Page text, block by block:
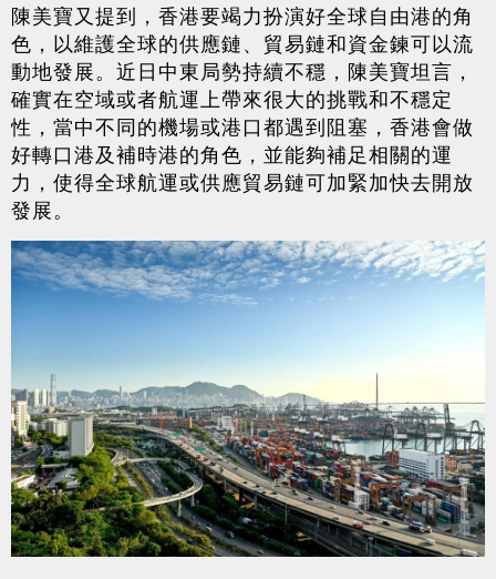
陳美寶又提到，香港要竭力扮演好全球自由港的角
色，以維護全球的供應鏈、貿易鏈和資金鍊可以流
動地發展。近日中東局勢持續不穩，陳美寶坦言，
確實在空域或者航運上帶來很大的挑戰和不穩定
性，當中不同的機場或港口都遇到阻塞，香港會做
好轉口港及補時港的角色，並能夠補足相關的運
力，使得全球航運或供應貿易鏈可加緊加快去開放
發展。